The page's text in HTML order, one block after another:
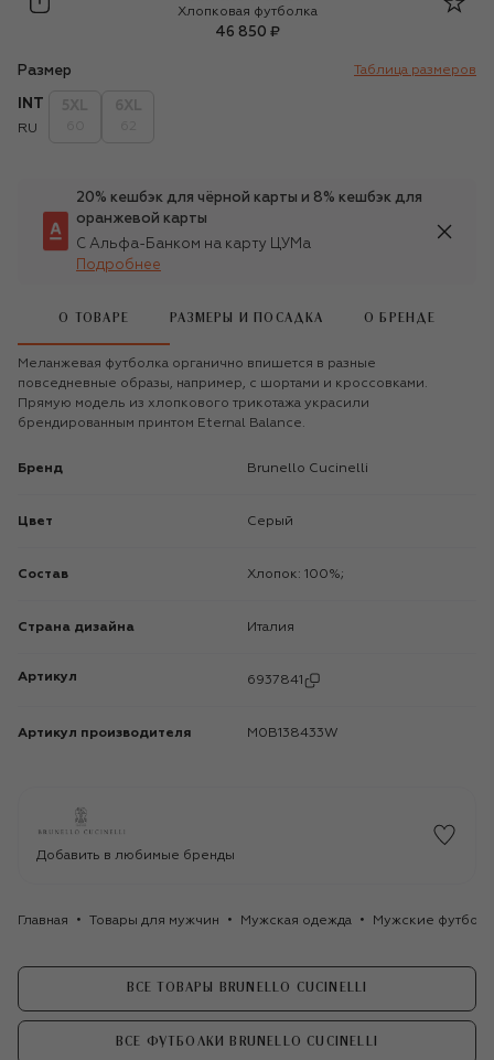
Brunello Cucinelli
Хлопковая футболка
46 850 ₽
Размер Таблица размеров
INT
RU
20% кешбэк для чёрной карты и 8% кешбэк для
оранжевой карты
С Альфа-Банком на карту ЦУМа
Подробнее
О ТОВАРЕ РАЗМЕРЫ И ПОСАДКА О БРЕНДЕ
Меланжевая футболка органично впишется в разные
повседневные образы, например, с шортами и кроссовками.
Прямую модель из хлопкового трикотажа украсили
брендированным принтом Eternal Balance.
Бренд Brunello Cucinelli
Цвет Серый
Состав Хлопок: 100%;
Страна дизайна Италия
Артикул 6937841
Артикул производителя M0B138433W
Добавить в любимые бренды
Главная Товары для мужчин Мужская одежда Мужские
ВСЕ ТОВАРЫ BRUNELLO CUCINELLI
ВСЕ ФУТБОЛКИ BRUNELLO CUCINELLI